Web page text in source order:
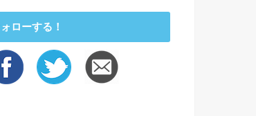
ローする！